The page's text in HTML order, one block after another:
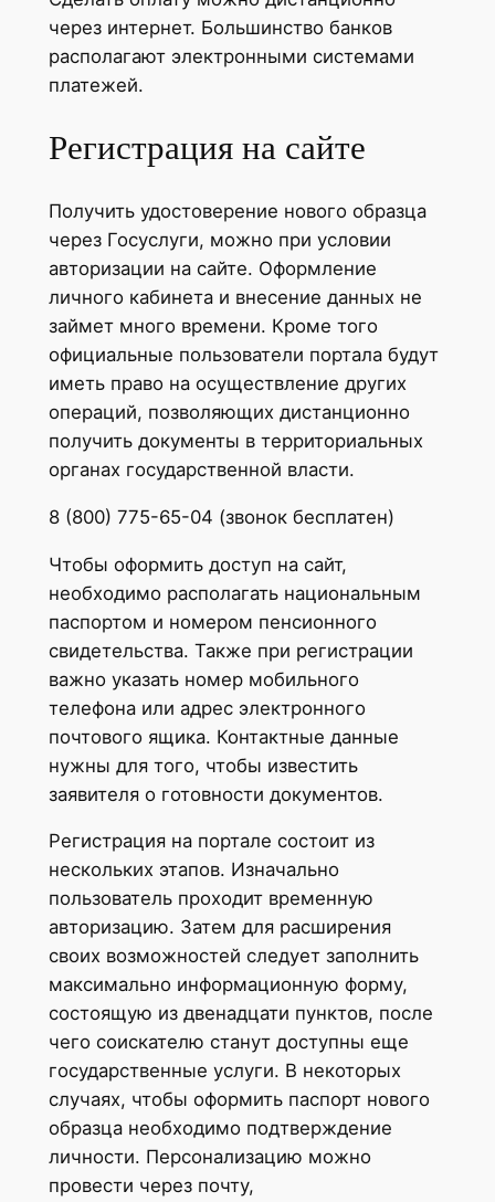
через интернет. Большинство банков
располагают электронными системами
платежей.
Регистрация на сайте
Получить удостоверение нового образца
через Госуслуги, можно при условии
авторизации на сайте. Оформление
личного кабинета и внесение данных не
займет много времени. Кроме того
официальные пользователи портала будут
иметь право на осуществление других
операций, позволяющих дистанционно
получить документы в территориальных
органах государственной власти.
8 (800) 775-65-04 (звонок бесплатен)
Чтобы оформить доступ на сайт,
необходимо располагать национальным
паспортом и номером пенсионного
свидетельства. Также при регистрации
важно указать номер мобильного
телефона или адрес электронного
почтового ящика. Контактные данные
нужны для того, чтобы известить
заявителя о готовности документов.
Регистрация на портале состоит из
нескольких этапов. Изначально
пользователь проходит временную
авторизацию. Затем для расширения
своих возможностей следует заполнить
максимально информационную форму,
состоящую из двенадцати пунктов, после
чего соискателю станут доступны еще
государственные услуги. В некоторых
случаях, чтобы оформить паспорт нового
образца необходимо подтверждение
личности. Персонализацию можно
провести через почту,